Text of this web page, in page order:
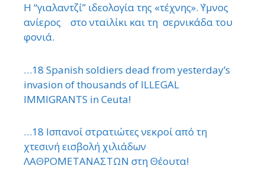
Η “γιαλαντζί” ιδεολογία της «τέχνης». ΄Υμνος
ανίερος στο νταϊλίκι και τη σερνικάδα του
φονιά.
…18 Spanish soldiers dead from yesterday’s
invasion of thousands of ILLEGAL
IMMIGRANTS in Ceuta!
…18 Ισπανοί στρατιώτες νεκροί από τη
χτεσινή εισβολή χιλιάδων
ΛΑΘΡΟΜΕΤΑΝΑΣΤΩΝ στη Θέουτα!